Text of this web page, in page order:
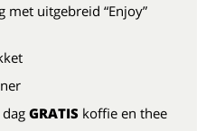
uitgebreid “Enjoy”
GRATIS koffie en thee